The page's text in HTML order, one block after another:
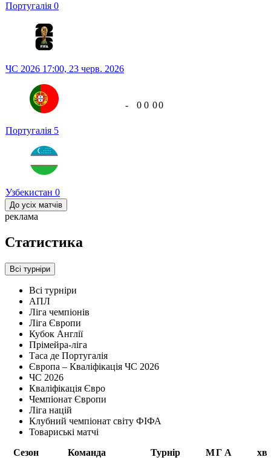
Португалія 0
ЧС 2026 17:00, 23 черв. 2026
Португалія 5
Узбекистан 0
- 0 0 00
До усіх матчів
реклама
Статистика
Всі турніри
Всі турніри
АПЛ
Ліга чемпіонів
Ліга Європи
Кубок Англії
Прімейра-ліга
Таса де Португалія
Європа – Кваліфікація ЧС 2026
ЧС 2026
Кваліфікація Євро
Чемпіонат Європи
Ліга націй
Клубний чемпіонат світу ФІФА
Товариські матчі
Сезон
Команда Турнір МГ А хв